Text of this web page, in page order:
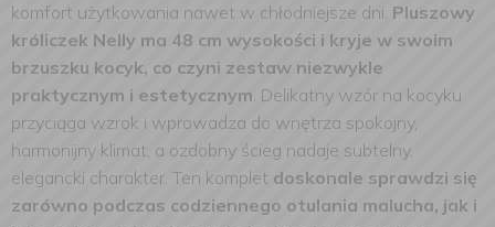
komfort użytkowania nawet w chłodniejsze dni. Pluszowy
króliczek Nelly ma 48 cm wysokości i kryje w swoim
brzuszku kocyk, co czyni zestaw niezwykle
praktycznym i estetycznym. Delikatny wzór na kocyku
przyciąga wzrok i wprowadza do wnętrza spokojny,
harmonijny klimat, a ozdobny ścieg nadaje subtelny,
elegancki charakter. Ten komplet doskonale sprawdzi się
zarówno podczas codziennego otulania malucha, jak i